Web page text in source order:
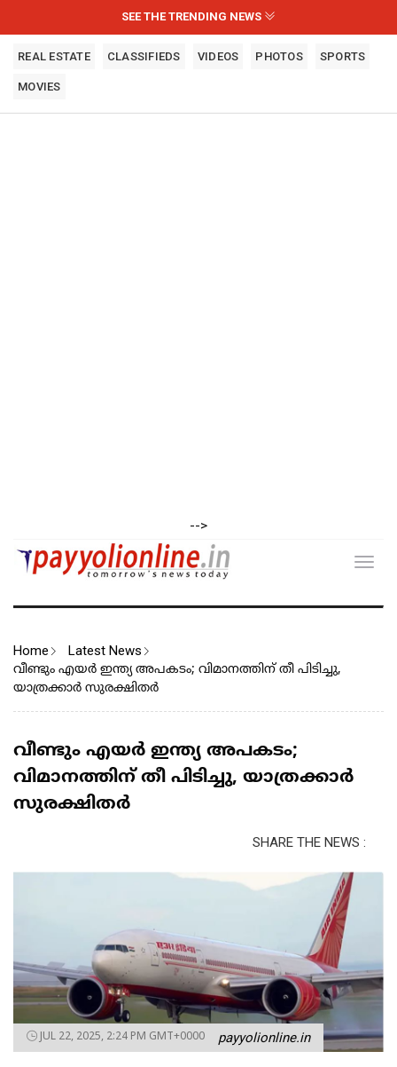
SEE THE TRENDING NEWS
REAL ESTATE CLASSIFIEDS VIDEOS PHOTOS SPORTS
MOVIES
-->
Home Latest News
വീണ്ടും എയർ ഇന്ത്യ അപകടം; വിമാനത്തിന് തീ പിടിച്ചു,
യാത്രക്കാർ സുരക്ഷിതർ
വീണ്ടും എയർ ഇന്ത്യ അപകടം;
വിമാനത്തിന് തീ പിടിച്ചു, യാത്രക്കാർ
സുരക്ഷിതർ
SHARE THE NEWS :
JUL 22, 2025, 2:24 PM GMT+0000 payyolionline.in